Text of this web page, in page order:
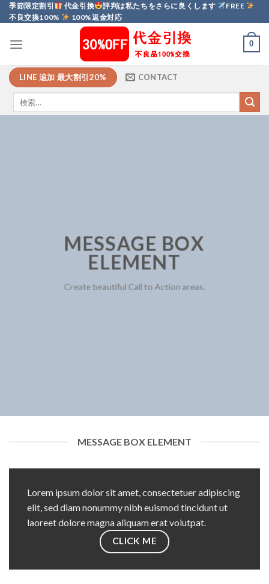
Skip
to
季節限定割引 代金引換 評判は私たちをさらに良くします
FREE
不良交換100%
100%返金対応
0
LINE 追加 最大割引20% CONTACT
MESSAGE BOX
ELEMENT
Create beautiful Call to Action areas.
MESSAGE BOX ELEMENT
Lorem ipsum dolor sit amet, consectetuer adipiscing
elit, sed diam nonummy nibh euismod tincidunt ut
laoreet dolore magna aliquam erat volutpat.
CLICK ME